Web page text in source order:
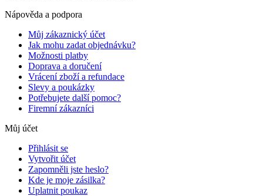
Nápověda a podpora
Můj zákaznický účet
Jak mohu zadat objednávku?
Možnosti platby
Doprava a doručení
Vrácení zboží a refundace
Slevy a poukázky
Potřebujete další pomoc?
Firemní zákazníci
Můj účet
Přihlásit se
Vytvořit účet
Zapomněli jste heslo?
Kde je moje zásilka?
Uplatnit poukaz